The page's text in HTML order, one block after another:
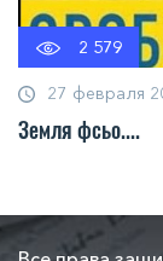
2 579
27 февраля
Земля фсьо....